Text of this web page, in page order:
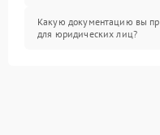
Какую документацию вы
для юридических лиц?